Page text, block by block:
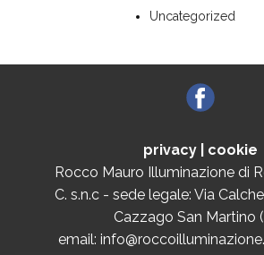
Uncategorized
privacy
cookie
Rocco Mauro Illuminazione di
C. s.n.c - sede legale: Via
Cazzago San Martino
email: